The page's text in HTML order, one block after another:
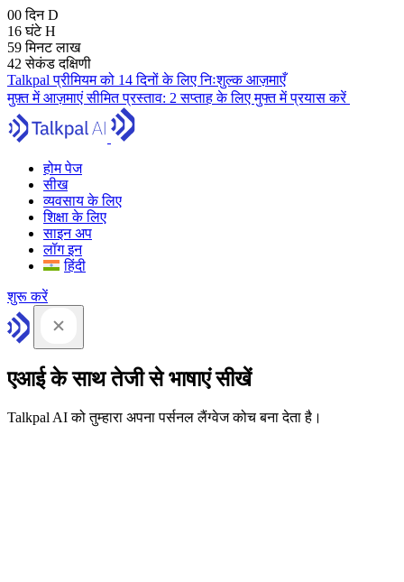
00 दिनD
16 घंटेH
59 मिनटलाख
41 सेकंडदक्षिणी
Talkpal प्रीमियम को 14 दिनों के लिए निःशुल्क आज़माएँ
मुफ़्त में आज़माएंसीमित प्रस्ताव: 2 सप्ताह के लिए मुफ्त में प्रयास करें
होम पेज
सीख
व्यवसाय के लिए
शिक्षा के लिए
साइन अप
लॉग इन
हिंदी
शुरू करें
एआई के साथ तेजी से भाषाएं सीखें
Talkpal AI को तुम्हारा अपना पर्सनल लैंग्वेज कोच बना देता है।